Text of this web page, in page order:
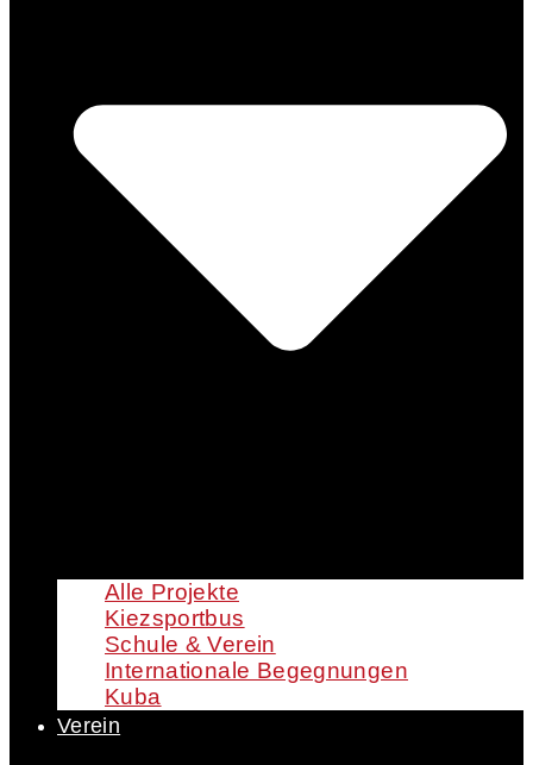
Alle Projekte
Kiezsportbus
Schule & Verein
Internationale Begegnungen
Kuba
Verein